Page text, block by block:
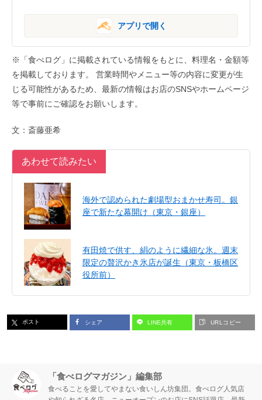
アプリで開く
※「食べログ」に掲載されている情報をもとに、料理名・金額等
を掲載しております。 営業時間やメニュー等の内容に変更が生
じる可能性があるため、最新の情報はお店のSNSやホームページ
等で事前にご確認をお願いします。
文：斎藤亜希
あわせて読みたい
海外で認められた劇場型おまかせ寿司。銀
座で新たな幕開け（東京・銀座）
有田焼で供す、絹のように繊細な氷。週末
限定の贅沢かき氷店が誕生（東京・板橋区
役所前）
ポスト シェア LINE共有 URLコピー
「食べログマガジン」編集部
食べることを愛してやまない食いしん坊集団。食べログ人気店